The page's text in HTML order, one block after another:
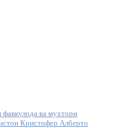
ва мухтори
Кристофер Алберто